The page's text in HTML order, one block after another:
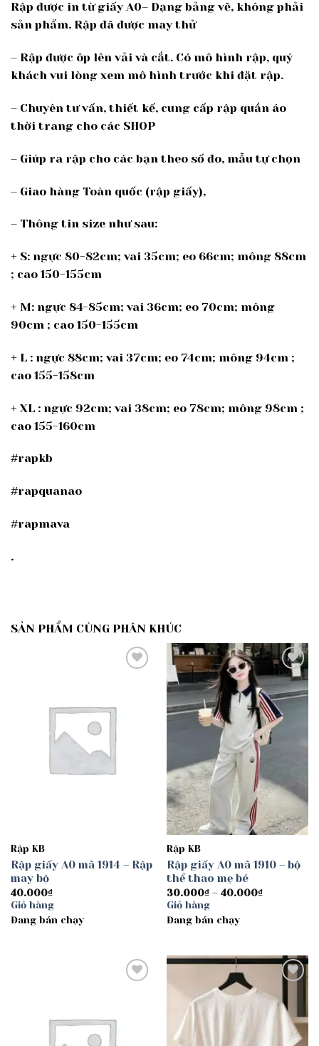
Rập được in từ giấy A0– Dạng bảng vẽ, không phải
sản phẩm. Rập đã được may thử
– Rập được ôp lên vải và cắt. Có mô hình rập, quý
khách vui lòng xem mô hình trước khi đặt rập.
– Chuyên tư vấn, thiết kế, cung cấp rập quần áo
thời trang cho các SHOP
– Giúp ra rập cho các bạn theo số đo, mẫu tự chọn
– Giao hàng Toàn quốc (rập giấy),
– Thông tin size như sau:
+ S: ngực 80-82cm; vai 35cm; eo 66cm; mông 88cm
; cao 150-155cm
+ M: ngực 84-85cm; vai 36cm; eo 70cm; mông
90cm ; cao 150-155cm
+ L : ngực 88cm; vai 37cm; eo 74cm; mông 94cm ;
cao 155-158cm
+ XL : ngực 92cm; vai 38cm; eo 78cm; mông 98cm ;
cao 155-160cm
#rapkb
#rapquanao
#rapmava
.
SẢN PHẨM CÙNG PHÂN KHÚC
Rập KB
Rập giấy A0 mã 1914 – Rập
may bộ
40.000₫
Giỏ hàng
Đang bán chạy
Add to
wishlist
Rập KB
Rập giấy A0 mã 1910 – bộ
thể thao mẹ bé
30.000₫ – 40.000₫Khoảng
Giỏ hàng
Đang bán chạy
wishlist